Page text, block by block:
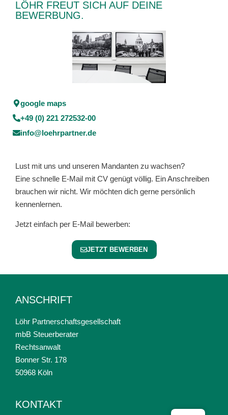
LÖHR FREUT SICH AUF DEINE
BEWERBUNG.
google maps
+49 (0) 221 272532-00
info@loehrpartner.de
Lust mit uns und unseren Mandanten zu wachsen?
Eine schnelle E-Mail mit CV genügt völlig. Ein Anschreiben
brauchen wir nicht. Wir möchten dich gerne persönlich
kennenlernen.
Jetzt einfach per E-Mail bewerben:
JETZT BEWERBEN
ANSCHRIFT
Löhr Partnerschaftsgesellschaft
mbB Steuerberater
Rechtsanwalt
Bonner Str. 178
50968 Köln
KONTAKT